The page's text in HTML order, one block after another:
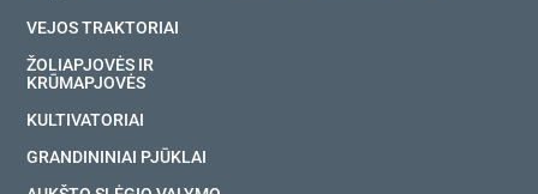
VEJOS TRAKTORIAI
ŽOLIAPJOVĖS IR
KRŪMAPJOVĖS
KULTIVATORIAI
GRANDININIAI PJŪKLAI